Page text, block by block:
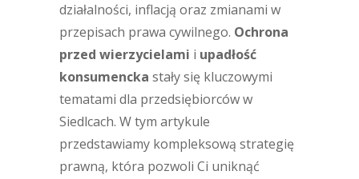
działalności, inflacją oraz zmianami w
przepisach prawa cywilnego. Ochrona
przed wierzycielami i upadłość
konsumencka stały się kluczowymi
tematami dla przedsiębiorców w
Siedlcach. W tym artykule
przedstawiamy kompleksową strategię
prawną, która pozwoli Ci uniknąć